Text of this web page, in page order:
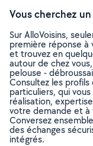
Vous cherchez
Sur AlloVoisins,
première réponse
et trouvez en
autour de chez
pelouse -
Consultez les
particuliers, qui
réalisation,
votre demande et
Conversez
des échanges
intégrés.